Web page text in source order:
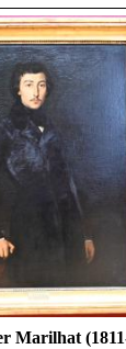
Marilhat